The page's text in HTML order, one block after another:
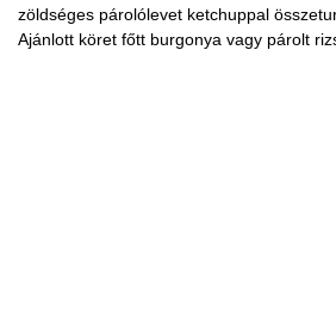
zöldséges párolólevet ketchuppal
Ajánlott köret főtt burgonya vagy párolt